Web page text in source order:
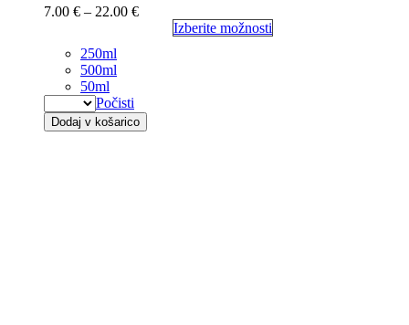
7.00 € – 22.00 €
Izberite možnosti
250ml
500ml
50ml
Počisti
Dodaj v košarico